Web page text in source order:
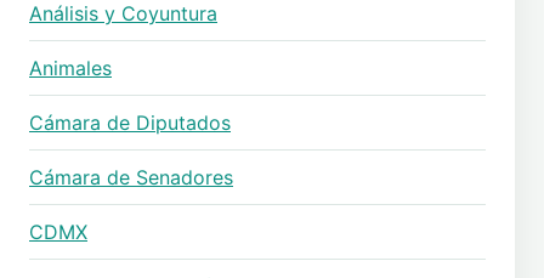
Análisis y Coyuntura
Animales
Cámara de Diputados
Cámara de Senadores
CDMX